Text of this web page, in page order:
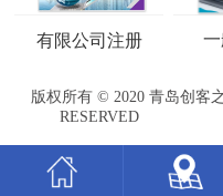
有限公司注册
版权所有 © 2020 青岛创客
RESERVED